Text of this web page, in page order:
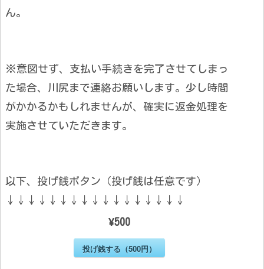
ん。
※意図せず、支払い手続きを完了させてしまっ
た場合、川尻まで連絡お願いします。少し時間
がかかるかもしれませんが、確実に返金処理を
実施させていただきます。
以下、投げ銭ボタン（投げ銭は任意です）
↓↓↓↓↓↓↓↓↓↓↓↓↓↓↓↓↓
¥500
投げ銭する（500円）